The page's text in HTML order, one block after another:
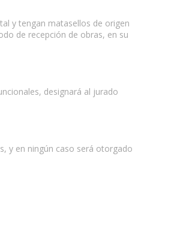
y tengan matasellos de origen
de recepción de obras, en su
designará al jurado
y en ningún caso será otorgado